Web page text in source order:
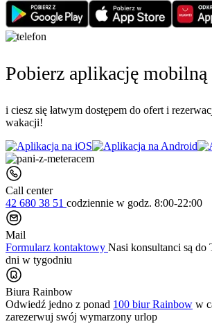
Pobierz aplikację
i ciesz się łatwym dostępem do ofert i
wakacji!
Call center
42 680 38 51 codziennie w godz. 8:00-22:00
Mail
Formularz kontaktowy Nasi konsultanci są
dni w tygodniu
Biura Rainbow
Odwiedź jedno z ponad 100 biur Rainbow w
zarezerwuj swój wymarzony urlop